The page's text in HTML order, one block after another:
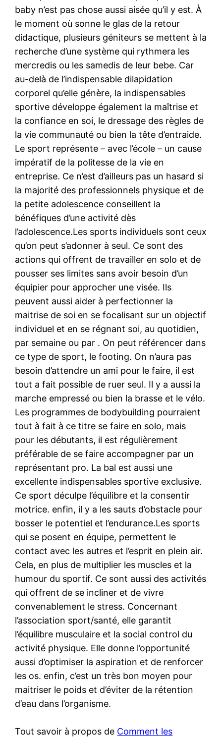
baby n’est pas chose aussi aisée qu’il y est. À
le moment où sonne le glas de la retour
didactique, plusieurs géniteurs se mettent à la
recherche d’une système qui rythmera les
mercredis ou les samedis de leur bebe. Car
au-delà de l’indispensable dilapidation
corporel qu’elle génère, la indispensables
sportive développe également la maîtrise et
la confiance en soi, le dressage des règles de
la vie communauté ou bien la tête d’entraide.
Le sport représente – avec l’école – un cause
impératif de la politesse de la vie en
entreprise. Ce n’est d’ailleurs pas un hasard si
la majorité des professionnels physique et de
la petite adolescence conseillent la
bénéfiques d’une activité dès
l’adolescence.Les sports individuels sont ceux
qu’on peut s’adonner à seul. Ce sont des
actions qui offrent de travailler en solo et de
pousser ses limites sans avoir besoin d’un
équipier pour approcher une visée. Ils
peuvent aussi aider à perfectionner la
maitrise de soi en se focalisant sur un objectif
individuel et en se régnant soi, au quotidien,
par semaine ou par . On peut référencer dans
ce type de sport, le footing. On n’aura pas
besoin d’attendre un ami pour le faire, il est
tout a fait possible de ruer seul. Il y a aussi la
marche empressé ou bien la brasse et le vélo.
Les programmes de bodybuilding pourraient
tout à fait à ce titre se faire en solo, mais
pour les débutants, il est régulièrement
préférable de se faire accompagner par un
représentant pro. La bal est aussi une
excellente indispensables sportive exclusive.
Ce sport déculpe l’équilibre et la consentir
motrice. enfin, il y a les sauts d’obstacle pour
bosser le potentiel et l’endurance.Les sports
qui se posent en équipe, permettent le
contact avec les autres et l’esprit en plein air.
Cela, en plus de multiplier les muscles et la
humour du sportif. Ce sont aussi des activités
qui offrent de se incliner et de vivre
convenablement le stress. Concernant
l’association sport/santé, elle garantit
l’équilibre musculaire et la social control du
activité physique. Elle donne l’opportunité
aussi d’optimiser la aspiration et de renforcer
les os. enfin, c’est un très bon moyen pour
maitriser le poids et d’éviter de la rétention
d’eau dans l’organisme.
Tout savoir à propos de Comment les